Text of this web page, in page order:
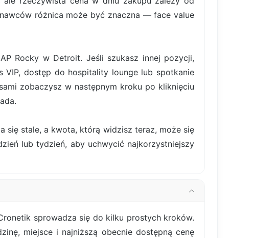
różnica może być znaczna — face value
Rocky w Detroit. Jeśli szukasz innej pozycji,
dostęp do hospitality lounge lub spotkanie
zobaczysz w następnym kroku po kliknięciu
się stale, a kwota, którą widzisz teraz, może się
lub tydzień, aby uchwycić najkorzystniejszy
sprowadza się do kilku prostych kroków.
miejsce i najniższą obecnie dostępną cenę